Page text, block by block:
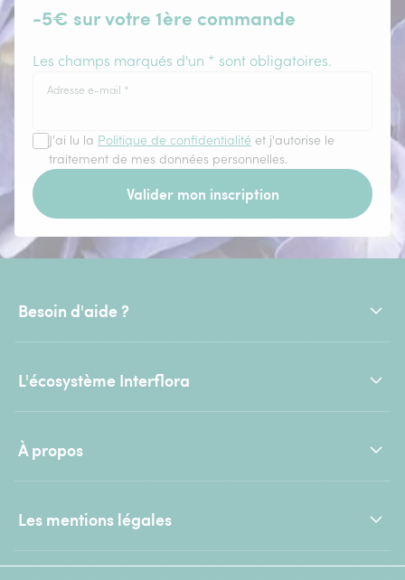
-5€ sur votre 1ère commande
Les champs marqués d'un * sont obligatoires.
Adresse e-mail *
J'ai lu la Politique de confidentialité et j'autorise le
traitement de mes données personnelles.
Valider mon inscription
Besoin d'aide ?
L'écosystème Interflora
À propos
Les mentions légales